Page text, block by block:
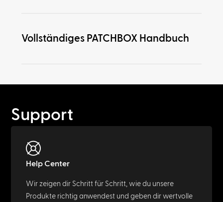
Vollständiges PATCHBOX Handbuch
Support
Help Center
Wir zeigen dir Schritt für Schritt, wie du unsere
Produkte richtig anwendest und geben dir wertvolle